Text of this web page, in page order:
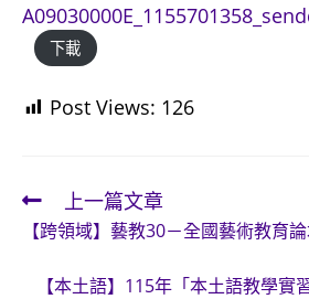
下載
Post Views: 126
Read
more
articles
上一篇文章
【跨領域】藝教30－全國藝術教育
【本土語】115年「本土語教學實